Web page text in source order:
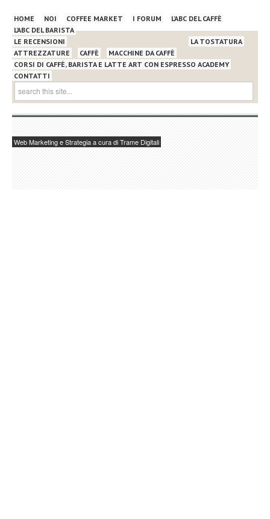
HOME NOI COFFEE MARKET I FORUM
L’ABC DEL CAFFÈ
L’ABC DEL BARISTA
LE RECENSIONI
ATTREZZATURE
CAFFÈ MACCHINE DA CAFFÈ
LA TOSTATURA
CORSI DI CAFFÈ, BARISTA E LATTE ART CON ESPRESSO ACADEMY
CONTATTI
Web Marketing e Strategia a cura di Trame Digitali